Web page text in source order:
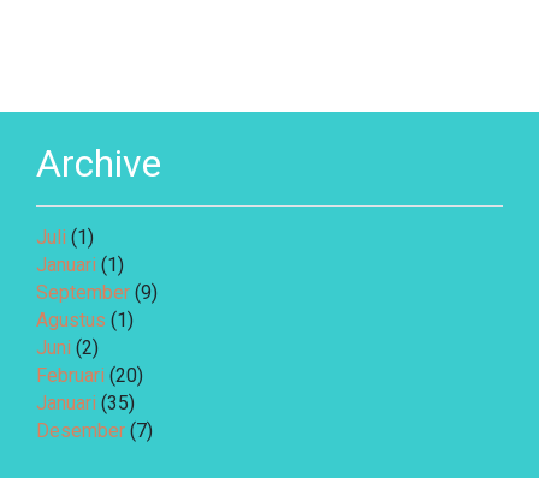
Archive
Juli (1)
Januari (1)
September (9)
Agustus (1)
Juni (2)
Februari (20)
Januari (35)
Desember (7)